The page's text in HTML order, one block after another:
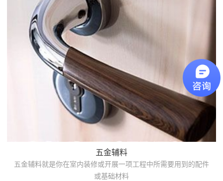
五金辅料
五金辅料就是你在室内装修或开展一项工程中所需要用到的配件
或基础材料